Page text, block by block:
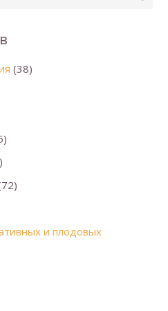
(38)
и плодовых